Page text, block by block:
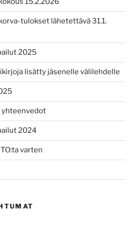
tulokset lähetettävä 31.1.
2025
lisätty jäsenelle välilehdelle
yhteenvedot
2024
varten